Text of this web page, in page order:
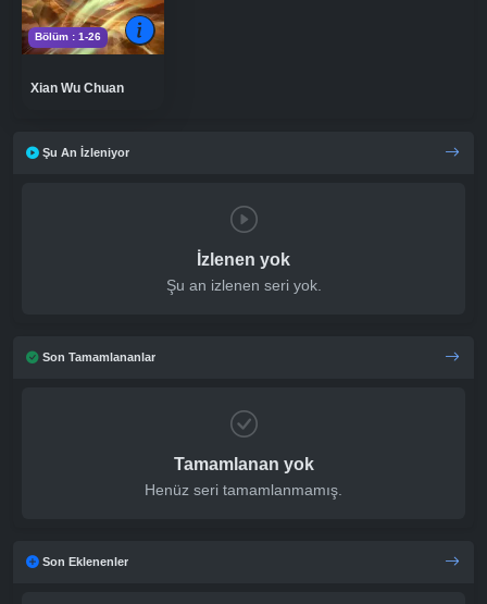
Bölüm : 1-26
Xian Wu Chuan
Şu An İzleniyor
İzlenen yok
Şu an izlenen seri yok.
Son Tamamlananlar
Tamamlanan yok
Henüz seri tamamlanmamış.
Son Eklenenler